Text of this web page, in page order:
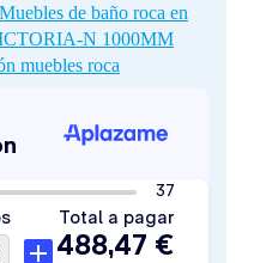
Muebles de baño roca en
N 1000MM
muebles roca